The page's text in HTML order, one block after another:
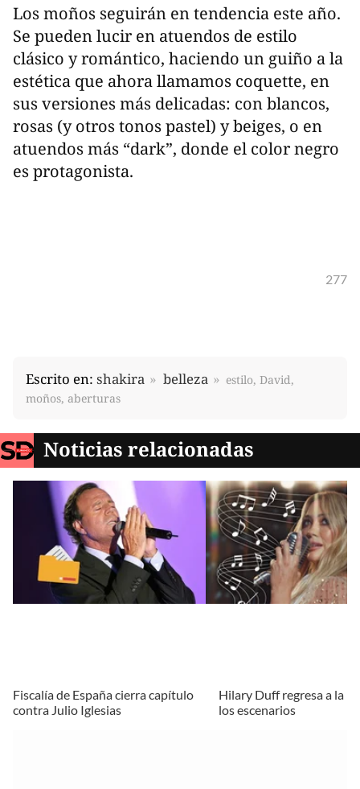
Los moños seguirán en tendencia este año.
Se pueden lucir en atuendos de estilo
clásico y romántico, haciendo un guiño a la
estética que ahora llamamos coquette, en
sus versiones más delicadas: con blancos,
rosas (y otros tonos pastel) y beiges, o en
atuendos más “dark”, donde el color negro
es protagonista.
277
Escrito en: shakira belleza
estilo, David,
moños, aberturas
Noticias relacionadas
Fiscalía de España cierra capítulo
contra Julio Iglesias
Hilary Duff regresa a la
los escenarios